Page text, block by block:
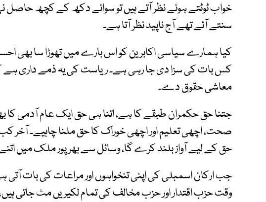
خواب ٹوٹتے ہوئے نظر آتے ہیں تو سوائے دکھ کے کچھ
سنتے آئے تھے آج ناپید نظر آتا ہے۔
کیا ہمارے سیاسی اکابرین کو اس بارے میں تھوڑا سا بھی
کس بات کی سزا دی جا رہی ہے۔ ریاست کی یہ ذمے داری ہے
معاشی حقوق دے۔
جتنا حق حکمران طبقے کا ہے، اتنا ہی حق ایک عام آدمی کا
صحت، اچھی تعلیم اور اچھی خوراک کا حق ملنا چاہیے۔ آخر
حق کے لیے آواز بلند کرے گا، وسائل سے بھرپور ملک میں
جب ارکان اسمبلی کی اپنی تنخواہوں اور مراعات کی بات
وقت حزب اقتدار اور حزب مخالف کی تمام لکیریں مٹ جاتی